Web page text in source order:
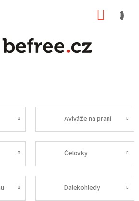
Aviváže na praní
Čelovky
Dalekohledy